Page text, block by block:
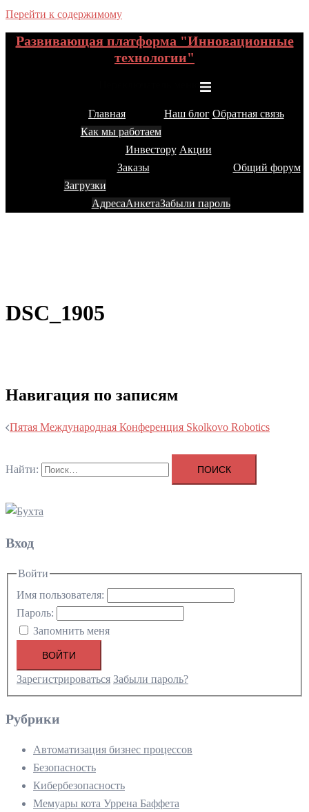
Перейти к содержимому
Развивающая платформа "Инновационные
технологии"
Главная
Как мы работаем
Наш блог Обратная связь
Инвестору Акции
Заказы
Загрузки
АдресаАнкетаЗабыли пароль
Общий форум
DSC_1905
Навигация по записям
Пятая Международная Конференция Skolkovo Robotics
Найти:
Вход
Войти
Имя пользователя:
Пароль:
Запомнить меня
ВОЙТИ
Зарегистрироваться Забыли пароль?
Рубрики
Автоматизация бизнес процессов
Безопасность
Кибербезопасность
Мемуары кота Уррена Баффета